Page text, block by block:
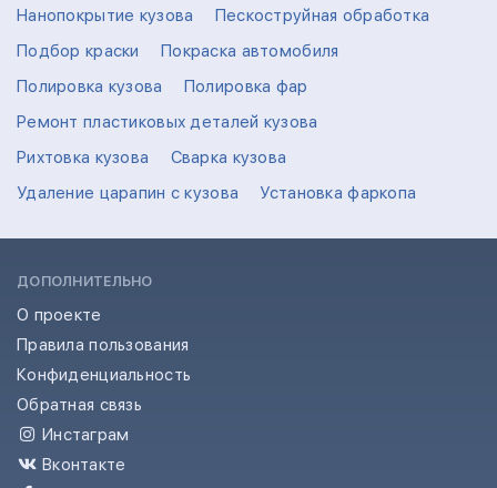
Нанопокрытие кузова
Пескоструйная обработка
Подбор краски
Покраска автомобиля
Полировка кузова
Полировка фар
Ремонт пластиковых деталей кузова
Рихтовка кузова
Сварка кузова
Удаление царапин с кузова
Установка фаркопа
ДОПОЛНИТЕЛЬНО
О проекте
Правила пользования
Конфиденциальность
Обратная связь
Инстаграм
Вконтакте